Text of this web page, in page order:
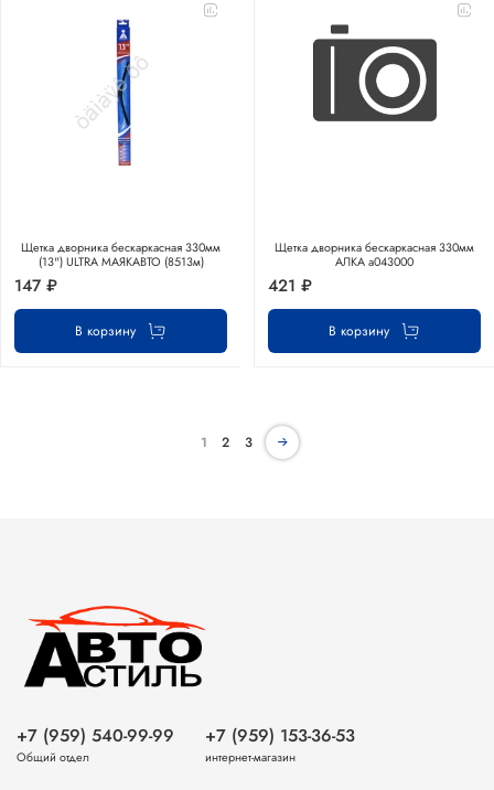
Щетка дворника бескаркасная 330мм
(13") ULTRA МАЯКАВТО (8513м)
147 ₽
В корзину
Щетка дворника бескаркасная 330мм
АЛКА а043000
421 ₽
В корзину
1 2 3
+7 (959) 540-99-99
Общий отдел
+7 (959) 153-36-53
интернет-магазин